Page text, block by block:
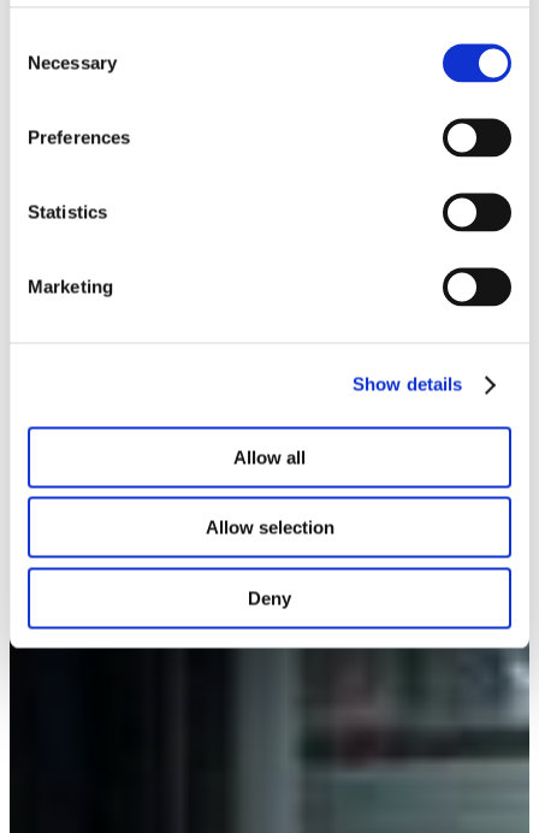
Selection
Necessary
Preferences
Statistics
Marketing
Show details
Allow all
Allow selection
Deny
Lookbook & brochures